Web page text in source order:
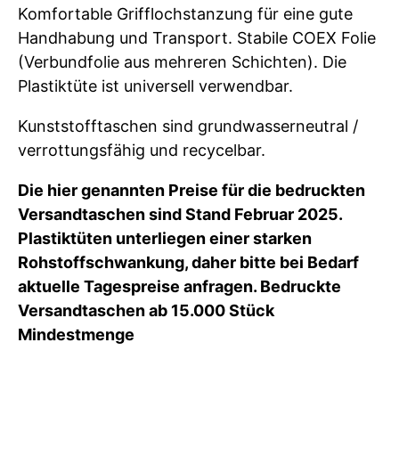
Komfortable Grifflochstanzung für eine gute
Handhabung und Transport. Stabile COEX Folie
(Verbundfolie aus mehreren Schichten). Die
Plastiktüte ist universell verwendbar.
Kunststofftaschen sind grundwasserneutral /
verrottungsfähig und recycelbar.
Die hier genannten Preise für die bedruckten
Versandtaschen sind Stand Februar 2025.
Plastiktüten unterliegen einer starken
Rohstoffschwankung, daher bitte bei Bedarf
aktuelle Tagespreise anfragen. Bedruckte
Versandtaschen ab 15.000 Stück
Mindestmenge